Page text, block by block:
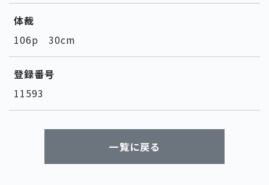
体裁
106p 30cm
登録番号
11593
一覧に戻る